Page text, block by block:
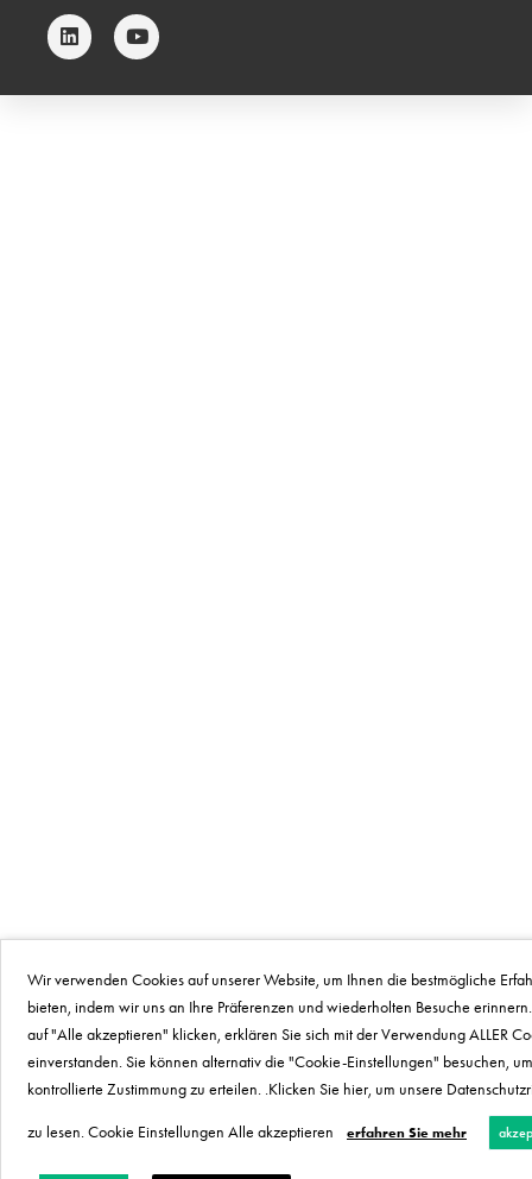
Wir verwenden Cookies auf unserer Website, um Ihnen die bestmögliche
bieten, indem wir uns an Ihre Präferenzen und wiederholten Besuche
auf "Alle akzeptieren" klicken, erklären Sie sich mit der Verwendung ALLER
einverstanden. Sie können alternativ die "Cookie-Einstellungen" besuchen,
kontrollierte Zustimmung zu erteilen. .Klicken Sie hier, um unsere
zu lesen. Cookie Einstellungen Alle akzeptieren erfahren Sie mehr